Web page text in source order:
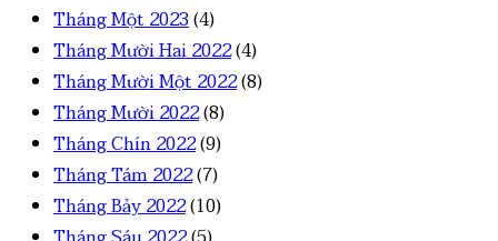
Tháng Một 2023(4)
Tháng Mười Hai 2022(4)
Tháng Mười Một 2022(8)
Tháng Mười 2022(8)
Tháng Chín 2022(9)
Tháng Tám 2022(7)
Tháng Bảy 2022(10)